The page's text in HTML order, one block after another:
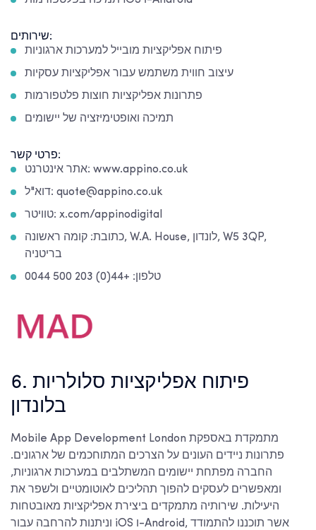
שירותים:
פיתוח אפליקציות מובייל למערכות ארגוניות
עיצוב חווית משתמש עבור אפליקציות עסקיות
פתרונות אפליקציות חוצות פלטפורמות
תמיכה ואופטימיזציה של יישומים
פרטי קשר:
אתר אינטרנט: www.appino.co.uk
דוא"ל: quote@appino.co.uk
טוויטר: x.com/appinodigital
כתובת: קומה ראשונה, W.A. House, לונדון, W5 3QP,
בריטניה
טלפון: +44(0) 203 500 0044
6. פיתוח אפליקציות סלולריות
בלונדון
Mobile App Development London מתמקדת באספקת
פתרונות ניידים העונים על הצרכים המתוחכמים של ארגונים.
החברה מפתחת יישומים המשתלבים במערכות ארגוניות,
ומאפשרים לעסקים להפוך תהליכים לאוטומטיים ולשפר את
היעילות. שירותיה מתמקדים ביצירת אפליקציות מאובטחות
וניתנות להרחבה עבור iOS ו-Android, אשר תוכננו להתמודד